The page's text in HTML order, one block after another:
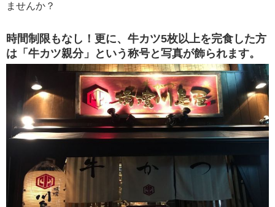
ませんか？
時間制限もなし！更に、牛カツ5枚以上を完食した方
は「牛カツ親分」という称号と写真が飾られます。